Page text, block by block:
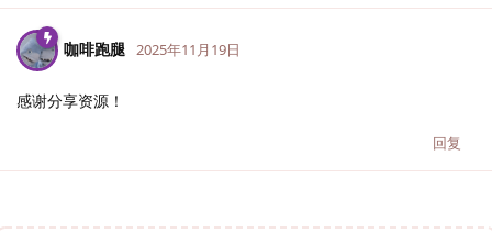
咖啡跑腿 2025年11月19日
感谢分享资源！
回复